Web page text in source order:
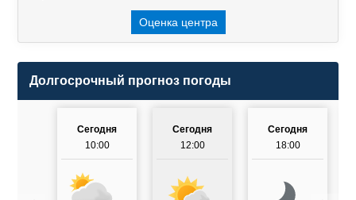
Оценка центра
Долгосрочный прогноз погоды
Сегодня
10:00
Сегодня
12:00
Сегодня
18:00